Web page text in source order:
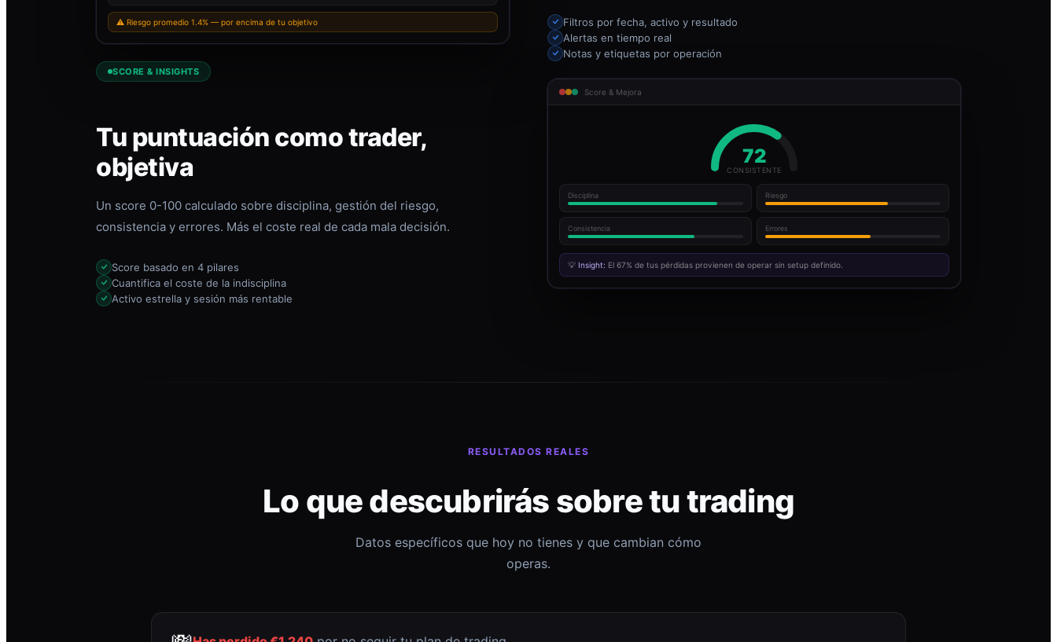
⚠ Riesgo promedio 1.4% — por encima de tu objetivo
Filtros por fecha, activo y resultado
Alertas en tiempo real
Notas y etiquetas por operación
SCORE & INSIGHTS
Tu puntuación como trader,
objetiva
Un score 0-100 calculado sobre disciplina, gestión del riesgo,
consistencia y errores. Más el coste real de cada mala decisión.
Score basado en 4 pilares
Cuantifica el coste de la indisciplina
Activo estrella y sesión más rentable
Score & Mejora
72
CONSISTENTE
Disciplina Riesgo
Consistencia Errores
💡 Insight: El 67% de tus pérdidas provienen de operar sin setup definido.
RESULTADOS REALES
Lo que descubrirás sobre tu trading
Datos específicos que hoy no tienes y que cambian cómo
operas.